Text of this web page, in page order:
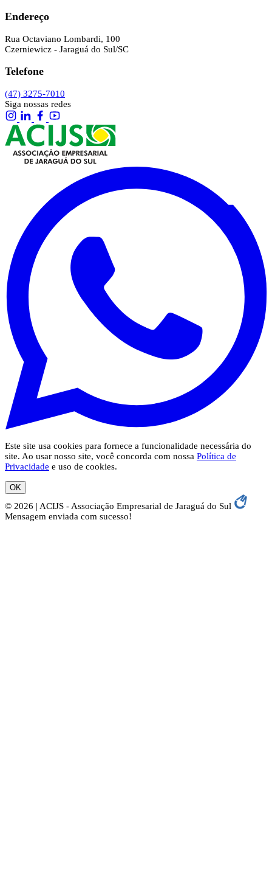
Endereço
Rua Octaviano Lombardi, 100
Czerniewicz - Jaraguá do Sul/SC
Telefone
(47) 3275-7010
Siga nossas redes
Este site usa cookies para fornece a funcionalidade necessária do
site. Ao usar nosso site, você concorda com nossa Política de
Privacidade e uso de cookies.
OK
© 2026 | ACIJS - Associação Empresarial de Jaraguá do Sul
Mensagem enviada com sucesso!